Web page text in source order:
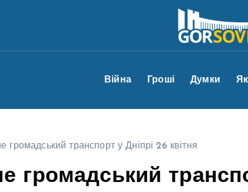
Війна Гроші Думки
громадський транспорт у Дніпрі 26 квітня
громадський